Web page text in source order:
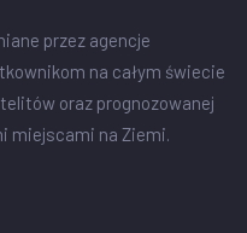
przez agencje
na całym świecie
oraz prognozowanej
miejscami na Ziemi.